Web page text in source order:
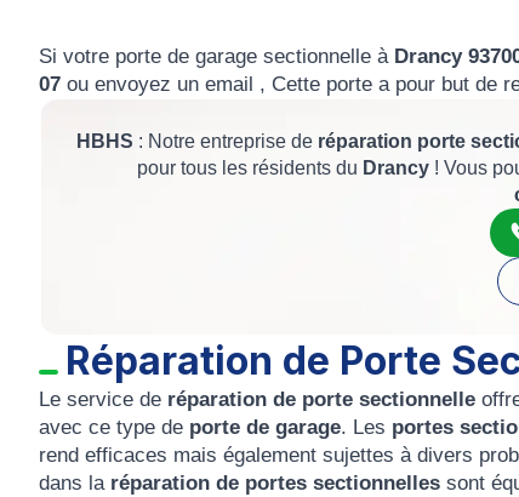
Si votre porte de garage sectionnelle à Drancy
07 ou envoyez un email , Cette porte a pour but de
HBHS : Notre entreprise de réparation porte
pour tous les résidents du Drancy ! Vous
Réparation de Porte
Le service de réparation de porte sectionnelle
avec ce type de porte de garage. Les portes
rend efficaces mais également sujettes à divers
dans la réparation de portes sectionnelles sont